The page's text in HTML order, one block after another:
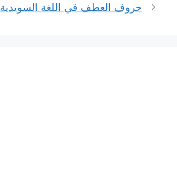
حروف العطف في اللغة السويدية